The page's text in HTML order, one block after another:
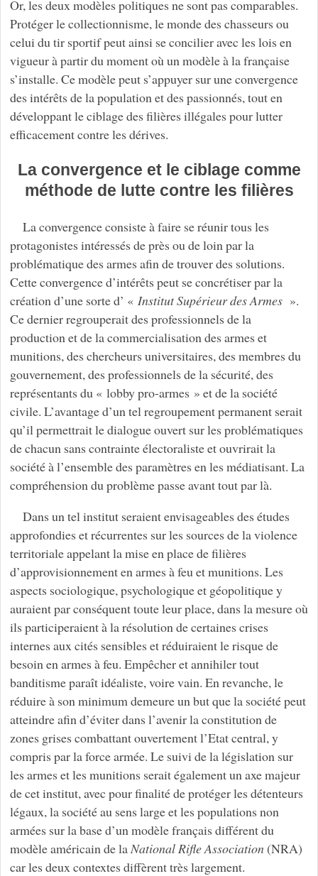
Or, les deux modèles politiques ne sont pas comparables.
Protéger le collectionnisme, le monde des chasseurs ou
celui du tir sportif peut ainsi se concilier avec les lois en
vigueur à partir du moment où un modèle à la française
s’installe. Ce modèle peut s’appuyer sur une convergence
des intérêts de la population et des passionnés, tout en
développant le ciblage des filières illégales pour lutter
efficacement contre les dérives.
La convergence et le ciblage comme
méthode de lutte contre les filières
La convergence consiste à faire se réunir tous les
protagonistes intéressés de près ou de loin par la
problématique des armes afin de trouver des solutions.
Cette convergence d’intérêts peut se concrétiser par la
création d’une sorte d’ « Institut Supérieur des Armes ».
Ce dernier regrouperait des professionnels de la
production et de la commercialisation des armes et
munitions, des chercheurs universitaires, des membres du
gouvernement, des professionnels de la sécurité, des
représentants du « lobby pro-armes » et de la société
civile. L’avantage d’un tel regroupement permanent serait
qu’il permettrait le dialogue ouvert sur les problématiques
de chacun sans contrainte électoraliste et ouvrirait la
société à l’ensemble des paramètres en les médiatisant. La
compréhension du problème passe avant tout par là.
Dans un tel institut seraient envisageables des études
approfondies et récurrentes sur les sources de la violence
territoriale appelant la mise en place de filières
d’approvisionnement en armes à feu et munitions. Les
aspects sociologique, psychologique et géopolitique y
auraient par conséquent toute leur place, dans la mesure où
ils participeraient à la résolution de certaines crises
internes aux cités sensibles et réduiraient le risque de
besoin en armes à feu. Empêcher et annihiler tout
banditisme paraît idéaliste, voire vain. En revanche, le
réduire à son minimum demeure un but que la société peut
atteindre afin d’éviter dans l’avenir la constitution de
zones grises combattant ouvertement l’Etat central, y
compris par la force armée. Le suivi de la législation sur
les armes et les munitions serait également un axe majeur
de cet institut, avec pour finalité de protéger les détenteurs
légaux, la société au sens large et les populations non
armées sur la base d’un modèle français différent du
modèle américain de la National Rifle Association(NRA)
car les deux contextes diffèrent très largement.